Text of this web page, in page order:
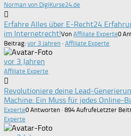
Norman von DigiKurse24.de
Erfahre Alles über E-Recht24
im Internetrecht!Von Affiliate Experte0
Beitrag: vor 3 Jahren · Affiliate Experte
vor 3 Jahren
Affiliate Experte
Revolutioniere deine Lead-
Machine: Ein Muss für jedes Online-
Experte0 Antworten · 894 AufrufeLetzter
Experte